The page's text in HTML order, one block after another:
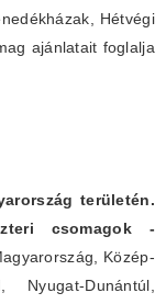
Hétvégi
ajánlatait foglalja
területén.
csomagok -
Közép-
Nyugat-Dunántúl,